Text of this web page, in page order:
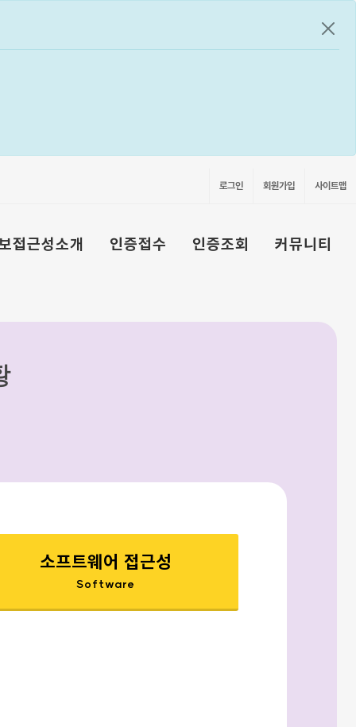
공지
로그인 회원가입 사이트맵
접근성소개 인증접수 인증조회 커뮤니티
소프트웨어 접근성
Software